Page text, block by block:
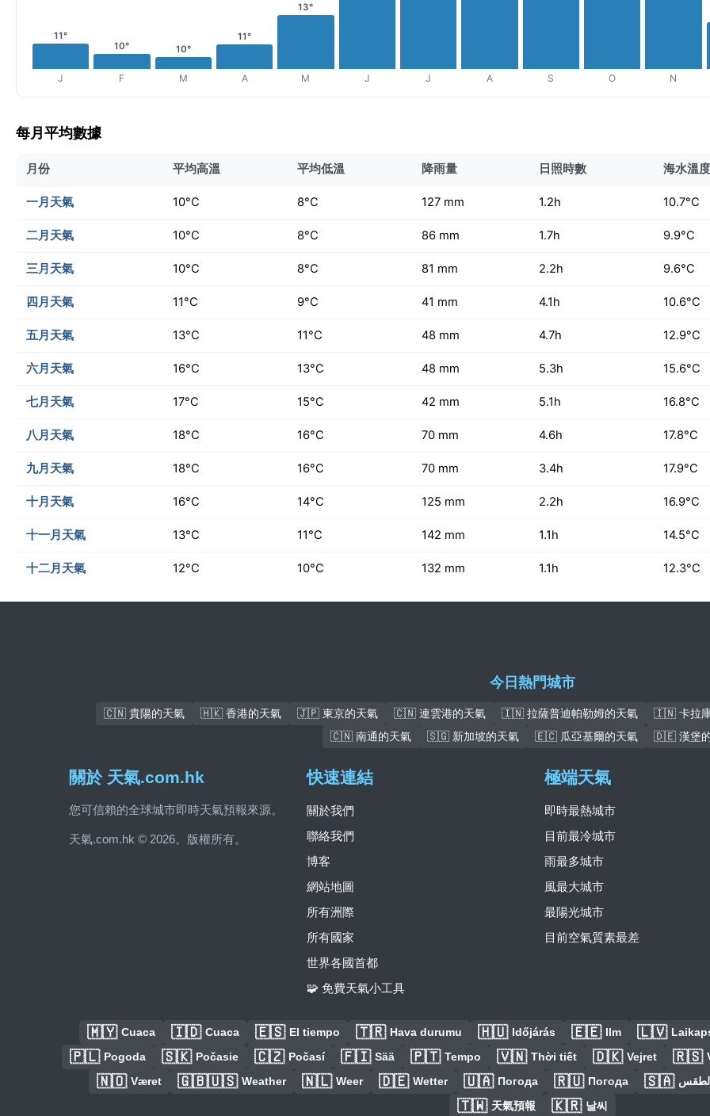
11°
J
10°
F
10°
M
11°
A
13°
M J J A S O N
每月平均數據
月份 平均高溫 平均低溫 降雨量 日照時數 海水溫度
一月天氣 10°C 8°C 127 mm 1.2h 10.7°C
二月天氣 10°C 8°C 86 mm 1.7h 9.9°C
三月天氣 10°C 8°C 81 mm 2.2h 9.6°C
四月天氣 11°C 9°C 41 mm 4.1h 10.6°C
五月天氣 13°C 11°C 48 mm 4.7h 12.9°C
六月天氣 16°C 13°C 48 mm 5.3h 15.6°C
七月天氣 17°C 15°C 42 mm 5.1h 16.8°C
八月天氣 18°C 16°C 70 mm 4.6h 17.8°C
九月天氣 18°C 16°C 70 mm 3.4h 17.9°C
十月天氣 16°C 14°C 125 mm 2.2h 16.9°C
十一月天氣 13°C 11°C 142 mm 1.1h 14.5°C
十二月天氣 12°C 10°C 132 mm 1.1h 12.3°C
今日熱門城市
🇨🇳 貴陽的天氣 🇭🇰 香港的天氣 🇯🇵 東京的天氣 🇨🇳 連雲港的天氣 🇮🇳 拉薩普迪帕勒姆的天氣
🇮🇳 卡拉
🇨🇳 南通的天氣
🇸🇬 新加坡的天氣 🇪🇨 瓜亞基爾的天氣 🇩🇪 漢堡
關於 天氣.com.hk
您可信賴的全球城市即時天氣預報來源。
天氣.com.hk © 2026。版權所有。
快速連結
關於我們
聯絡我們
博客
網站地圖
所有洲際
所有國家
世界各國首都
🧩 免費天氣小工具
極端天氣
即時最熱城市
目前最冷城市
雨最多城市
風最大城市
最陽光城市
目前空氣質素最差
🇲🇾 Cuaca 🇮🇩 Cuaca 🇪🇸 El tiempo 🇹🇷 Hava durumu 🇭🇺 Időjárás 🇪🇪 Ilm 🇱🇻
🇵🇱 Pogoda 🇸🇰 Počasie 🇨🇿 Počasí 🇫🇮 Sää 🇵🇹 Tempo 🇻🇳 Thời tiết 🇩🇰 Vejret 🇷🇸
🇳🇴 Været 🇬🇧🇺🇸 Weather 🇳🇱 Weer 🇩🇪 Wetter 🇺🇦 Погода 🇷🇺 Погода 🇸🇦
🇹🇼 天氣預報 🇰🇷 날씨